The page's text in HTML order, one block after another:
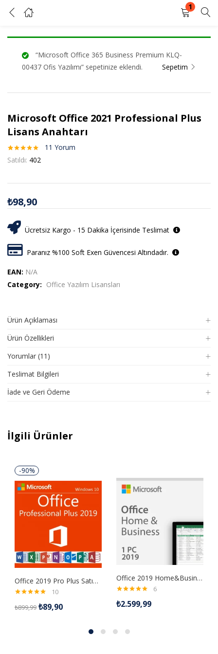
1
KAYIT OL
Kullanıcı adınızı ve şifrenizi girin.
Beni Hatırla
“Microsoft Office 365 Business Premium KLQ-
00437 Ofis Yazılımı” sepetinize eklendi.
Sepetim
Microsoft Office 2021 Professional Plus
Lisans Anahtarı
11
müşteri
puanına
5.00puan
11 Yorum
Satıldı: 402
₺98,90
Ücretsiz Kargo - 15 Dakika İçerisinde Teslimat
Paranız %100 Soft Exen Güvencesi Altındadır.
EAN: N/A
Category: Office Yazılım Lisansları
Ürün Açıklaması
Ürün Özellikleri
Yorumlar (11)
Teslimat Bilgileri
İade ve Geri Ödeme
İlgili Ürünler
-90%
Office 2019 Pro Plus Satın Al
5.00oy aldı
10
₺899,99 ₺89,90
Office 2019 Home&Business Edition – Mac İşletim Sistemi
5.00oy aldı
6
₺2.599,99